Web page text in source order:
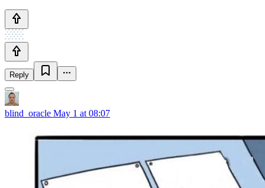
Reply
blind_oracle May 1 at 08:07